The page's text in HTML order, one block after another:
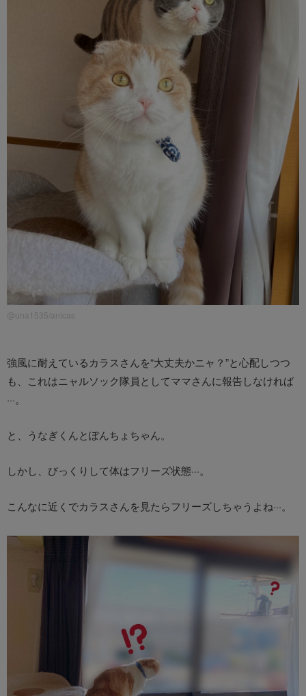
@una1535/anicas
強風に耐えているカラスさんを“大丈夫かニャ？”と心配しつつ
も、これはニャルソック隊員としてママさんに報告しなければ
···。
と、うなぎくんとぽんちょちゃん。
しかし、びっくりして体はフリーズ状態···。
こんなに近くでカラスさんを見たらフリーズしちゃうよね···。